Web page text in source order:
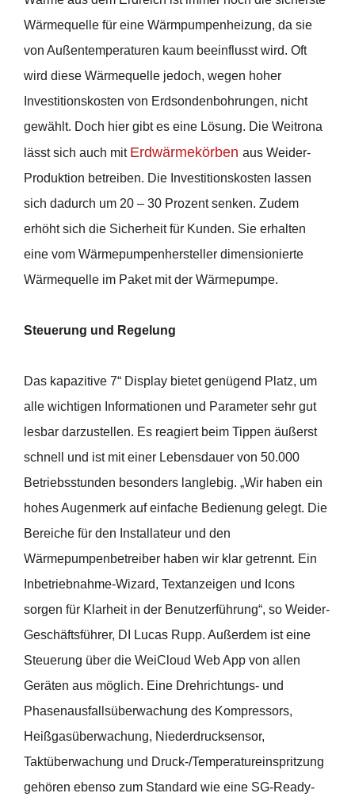
Wärmequelle für eine Wärmpumpenheizung, da sie
von Außentemperaturen kaum beeinflusst wird. Oft
wird diese Wärmequelle jedoch, wegen hoher
Investitionskosten von Erdsondenbohrungen, nicht
gewählt. Doch hier gibt es eine Lösung. Die Weitrona
lässt sich auch mit Erdwärmekörben aus Weider-
Produktion betreiben. Die Investitionskosten lassen
sich dadurch um 20 – 30 Prozent senken. Zudem
erhöht sich die Sicherheit für Kunden. Sie erhalten
eine vom Wärmepumpenhersteller dimensionierte
Wärmequelle im Paket mit der Wärmepumpe.
Steuerung und Regelung
Das kapazitive 7“ Display bietet genügend Platz, um
alle wichtigen Informationen und Parameter sehr gut
lesbar darzustellen. Es reagiert beim Tippen äußerst
schnell und ist mit einer Lebensdauer von 50.000
Betriebsstunden besonders langlebig. „Wir haben ein
hohes Augenmerk auf einfache Bedienung gelegt. Die
Bereiche für den Installateur und den
Wärmepumpenbetreiber haben wir klar getrennt. Ein
Inbetriebnahme-Wizard, Textanzeigen und Icons
sorgen für Klarheit in der Benutzerführung“, so Weider-
Geschäftsführer, DI Lucas Rupp. Außerdem ist eine
Steuerung über die WeiCloud Web App von allen
Geräten aus möglich. Eine Drehrichtungs- und
Phasenausfallsüberwachung des Kompressors,
Heißgasüberwachung, Niederdrucksensor,
Taktüberwachung und Druck-/Temperatureinspritzung
gehören ebenso zum Standard wie eine SG-Ready-